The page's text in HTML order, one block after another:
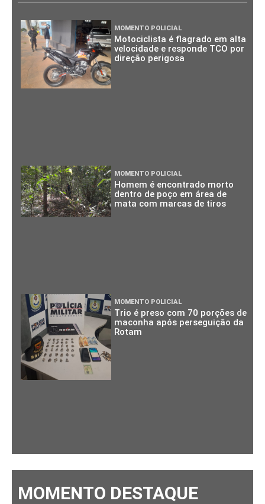
MOMENTO POLICIAL
Motociclista é flagrado em alta
velocidade e responde TCO por
direção perigosa
MOMENTO POLICIAL
Homem é encontrado morto
dentro de poço em área de
mata com marcas de tiros
MOMENTO POLICIAL
Trio é preso com 70 porções de
maconha após perseguição da
Rotam
MOMENTO DESTAQUE